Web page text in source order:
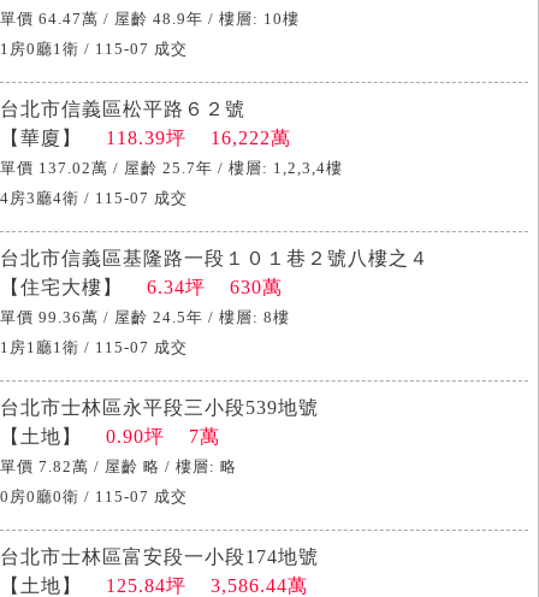
單價 64.47萬 / 屋齡 48.9年 / 樓層: 10樓
1房0廳1衛 / 115-07 成交
台北市信義區松平路６２號
【華廈】
118.39坪 16,222萬
單價 137.02萬 / 屋齡 25.7年 / 樓層: 1,2,3,4樓
4房3廳4衛 / 115-07 成交
台北市信義區基隆路一段１０１巷２號八樓之４
【住宅大樓】
6.34坪 630萬
單價 99.36萬 / 屋齡 24.5年 / 樓層: 8樓
1房1廳1衛 / 115-07 成交
台北市士林區永平段三小段539地號
【土地】
0.90坪 7萬
單價 7.82萬 / 屋齡 略 / 樓層: 略
0房0廳0衛 / 115-07 成交
台北市士林區富安段一小段174地號
【土地】
125.84坪 3,586.44萬